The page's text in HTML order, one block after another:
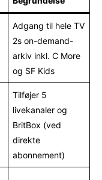
Adgang til hele TV
2s on-demand-
arkiv inkl. C More
og SF Kids
Tilføjer 5
livekanaler og
BritBox (ved
direkte
abonnement)